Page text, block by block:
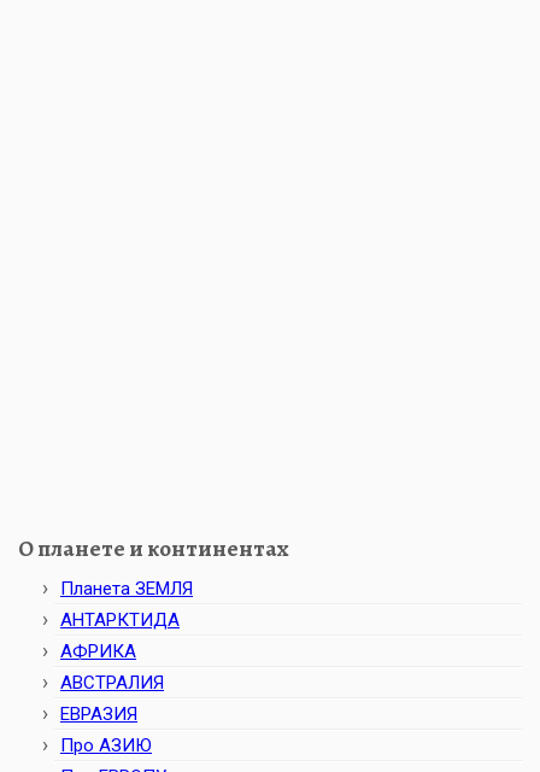
О планете и континентах
Планета ЗЕМЛЯ
АНТАРКТИДА
АФРИКА
АВСТРАЛИЯ
ЕВРАЗИЯ
Про АЗИЮ